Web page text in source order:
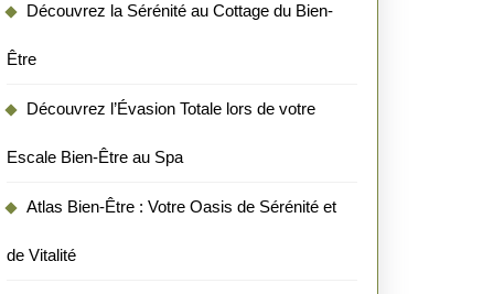
Découvrez la Sérénité au Cottage du Bien-
Être
Découvrez l’Évasion Totale lors de votre
Escale Bien-Être au Spa
Atlas Bien-Être : Votre Oasis de Sérénité et
de Vitalité